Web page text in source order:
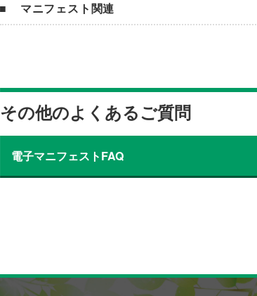
マニフェスト関連
その他のよくあるご質問
電子マニフェストFAQ